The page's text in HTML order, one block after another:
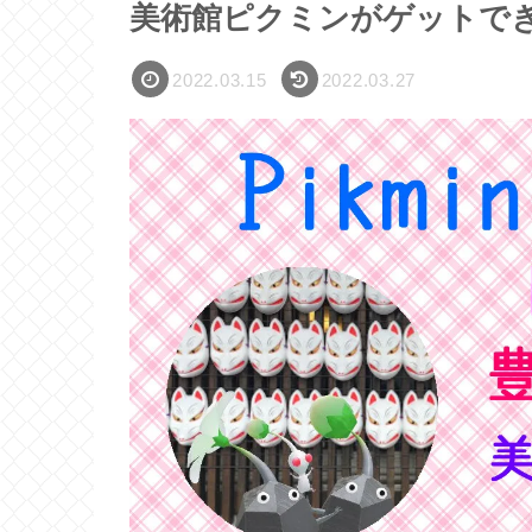
美術館ピクミンがゲットで
2022.03.15 2022.03.27